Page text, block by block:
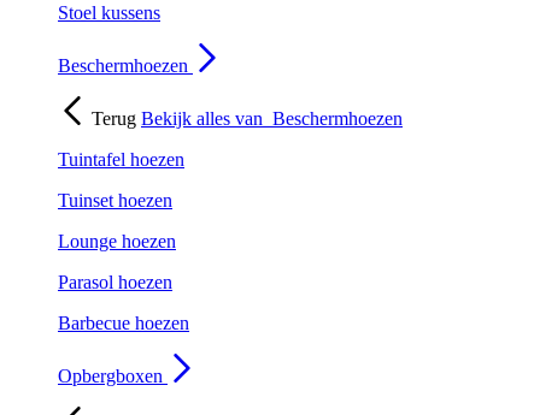
Stoel kussens
Beschermhoezen
Terug Bekijk alles van Beschermhoezen
Tuintafel hoezen
Tuinset hoezen
Lounge hoezen
Parasol hoezen
Barbecue hoezen
Opbergboxen